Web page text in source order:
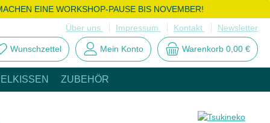
EINE WORKSHOP-PAUSE BIS NOVEMBER!
Über uns
Impressum Kontakt Newsletter
Wunschzettel Mein Konto Warenkorb 0,00 €
ZUBEHÖR